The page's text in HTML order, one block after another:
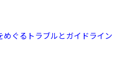
ぐるトラブルとガイドライン